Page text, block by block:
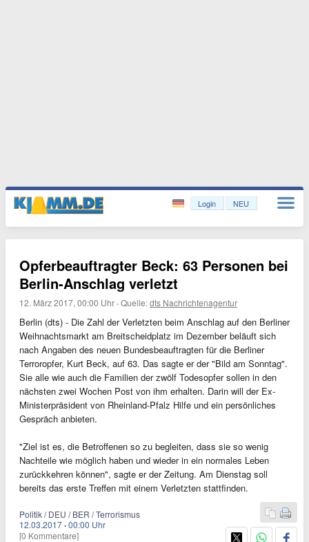
Login NEU
Opferbeauftragter Beck: 63 Personen bei
Berlin-Anschlag verletzt
12. März 2017, 00:00 Uhr ·Quelle:dts Nachrichtenagentur
Berlin (dts) - Die Zahl der Verletzten beim Anschlag auf den Berliner
Weihnachtsmarkt am Breitscheidplatz im Dezember beläuft sich
nach Angaben des neuen Bundesbeauftragten für die Berliner
Terroropfer, Kurt Beck, auf 63. Das sagte er der "Bild am Sonntag".
Sie alle wie auch die Familien der zwölf Todesopfer sollen in den
nächsten zwei Wochen Post von ihm erhalten. Darin will der Ex-
Ministerpräsident von Rheinland-Pfalz Hilfe und ein persönliches
Gespräch anbieten.
"Ziel ist es, die Betroffenen so zu begleiten, dass sie so wenig
Nachteile wie möglich haben und wieder in ein normales Leben
zurückkehren können", sagte er der Zeitung. Am Dienstag soll
bereits das erste Treffen mit einem Verletzten stattfinden.
Politik / DEU / BER / Terrorismus
12.03.2017 ·00:00 Uhr
[0 Kommentare]